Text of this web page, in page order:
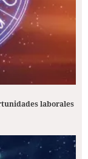
laborales